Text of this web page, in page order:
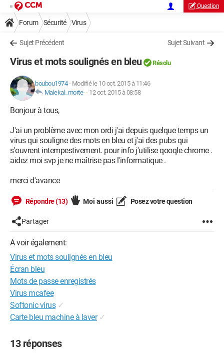
Question
Forum Sécurité Virus
Sujet Précédent Sujet Suivant
Virus et mots soulignés en bleu Résolu
boubou1974- Modifié le 10 oct. 2015 à 11:46
Malekal_morte-- 12 oct. 2015 à 08:58
Bonjour à tous,
J'ai un problème avec mon ordi j'ai depuis quelque temps un
virus qui souligne des mots en bleu et j'ai des pubs qui
s'ouvrent intempestivement. pour info j'utilise qooqle chrome .
aidez moi svp je ne maîtrise pas l'informatique .
merci d'avance
Répondre (13) Moi aussi Posez votre question
Partager
A voir également:
Virus et mots soulignés en bleu
Écran bleu
Mots de passe enregistrés
Virus mcafee
Softonic virus ✓
Carte bleu machine à laver ✓
13 réponses